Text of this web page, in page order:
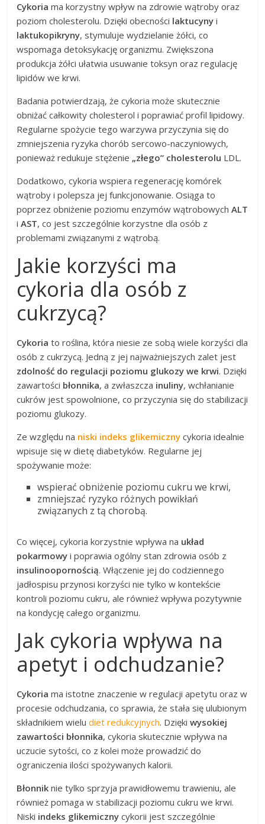
Cykoria ma korzystny wpływ na zdrowie wątroby oraz
poziom cholesterolu. Dzięki obecności laktucyny i
laktukopikryny, stymuluje wydzielanie żółci, co
wspomaga detoksykację organizmu. Zwiększona
produkcja żółci ułatwia usuwanie toksyn oraz regulację
lipidów we krwi.
Badania potwierdzają, że cykoria może skutecznie
obniżać całkowity cholesterol i poprawiać profil lipidowy.
Regularne spożycie tego warzywa przyczynia się do
zmniejszenia ryzyka chorób sercowo-naczyniowych,
ponieważ redukuje stężenie „złego” cholesterolu LDL.
Dodatkowo, cykoria wspiera regenerację komórek
wątroby i polepsza jej funkcjonowanie. Osiąga to
poprzez obniżenie poziomu enzymów wątrobowychALT
iAST, co jest szczególnie korzystne dla osób z
problemami związanymi z wątrobą.
Jakie korzyści ma
cykoria dla osób z
cukrzycą?
Cykoria to roślina, która niesie ze sobą wiele korzyści dla
osób z cukrzycą. Jedną z jej najważniejszych zalet jest
zdolność do regulacji poziomu glukozy we krwi. Dzięki
zawartości błonnika, a zwłaszcza inuliny, wchłanianie
cukrów jest spowolnione, co przyczynia się do stabilizacji
poziomu glukozy.
Ze względu na niski indeks glikemiczny cykoria idealnie
wpisuje się w dietę diabetyków. Regularne jej
spożywanie może:
wspierać obniżenie poziomu cukru we krwi,
zmniejszać ryzyko różnych powikłań
związanych z tą chorobą.
Co więcej, cykoria korzystnie wpływa na układ
pokarmowy i poprawia ogólny stan zdrowia osób z
insulinoopornością. Włączenie jej do codziennego
jadłospisu przynosi korzyści nie tylko w kontekście
kontroli poziomu cukru, ale również wpływa pozytywnie
na kondycję całego organizmu.
Jak cykoria wpływa na
apetyt i odchudzanie?
Cykoria ma istotne znaczenie w regulacji apetytu oraz w
procesie odchudzania, co sprawia, że stała się ulubionym
składnikiem wieludiet redukcyjnych. Dziękiwysokiej
zawartości błonnika, cykoria skutecznie wpływa na
uczucie sytości, co z kolei może prowadzić do
ograniczenia ilości spożywanych kalorii.
Błonnik nie tylko sprzyja prawidłowemu trawieniu, ale
również pomaga w stabilizacji poziomu cukru we krwi.
Niski indeks glikemiczny cykorii jest szczególnie